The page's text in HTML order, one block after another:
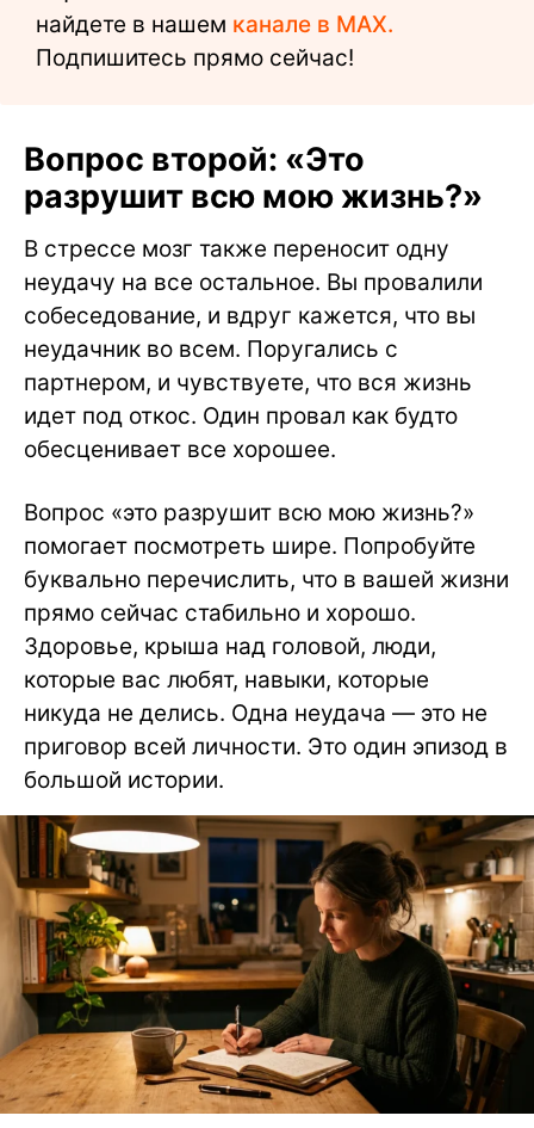
найдете в нашем канале в MAX.
Подпишитесь прямо сейчас!
Вопрос второй: «Это
разрушит всю мою жизнь?»
В стрессе мозг также переносит одну
неудачу на все остальное. Вы провалили
собеседование, и вдруг кажется, что вы
неудачник во всем. Поругались с
партнером, и чувствуете, что вся жизнь
идет под откос. Один провал как будто
обесценивает все хорошее.
Вопрос «это разрушит всю мою жизнь?»
помогает посмотреть шире. Попробуйте
буквально перечислить, что в вашей жизни
прямо сейчас стабильно и хорошо.
Здоровье, крыша над головой, люди,
которые вас любят, навыки, которые
никуда не делись. Одна неудача — это не
приговор всей личности. Это один эпизод в
большой истории.